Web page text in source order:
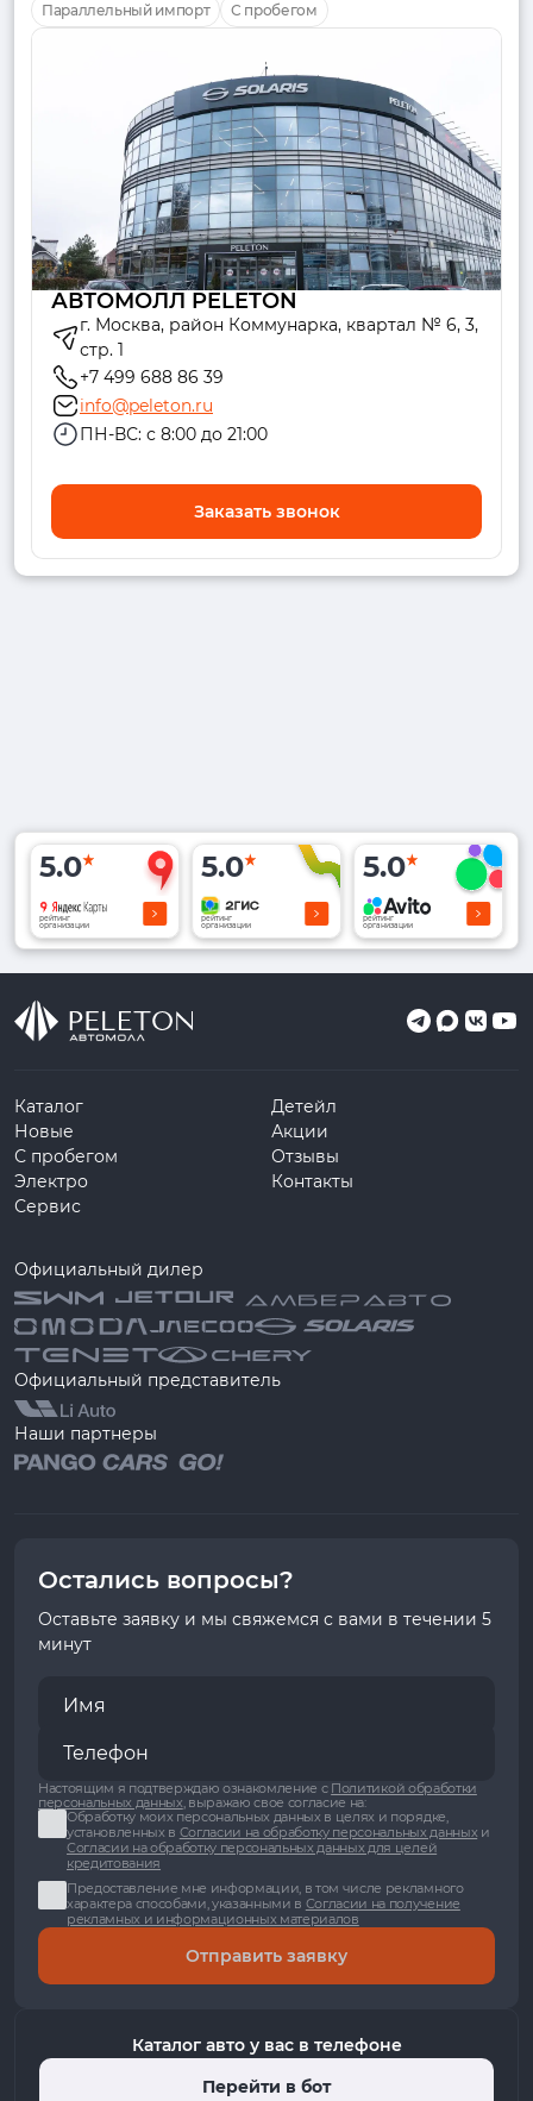
Параллельный импорт С пробегом
АВТОМОЛЛ PELETON
г. Москва, район Коммунарка, квартал № 6, 3,
стр. 1
+7 499 688 86 39
info@peleton.ru
ПН-ВС: с 8:00 до 21:00
Заказать звонок
5.0
рейтинг
организации
5.0
рейтинг
организации
5.0
рейтинг
организации
Каталог
Новые
С пробегом
Электро
Сервис
Детейл
Акции
Отзывы
Контакты
Официальный дилер
Официальный представитель
Наши партнеры
Остались вопросы?
Оставьте заявку и мы свяжемся с вами в течении 5
минут
Настоящим я подтверждаю ознакомление с Политикой обработки
персональных данных, выражаю свое согласие на:
Обработку моих персональных данных в целях и порядке,
установленных в Согласии на обработку персональных данныхи
Согласии на обработку персональных данных для целей
кредитования
Предоставление мне информации, в том числе рекламного
характера способами, указанными в Согласии на получение
рекламных и информационных материалов
Отправить заявку
Каталог авто у вас в телефоне
Перейти в бот